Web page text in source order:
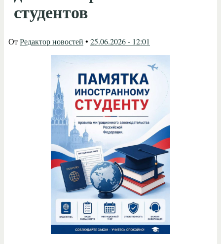
студентов
ОтРедактор новостей • 25.06.2026 - 12:01